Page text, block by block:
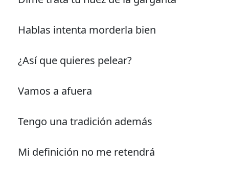
Hablas intenta morderla bien
¿Así que quieres pelear?
Vamos a afuera
Tengo una tradición además
Mi definición no me retendrá